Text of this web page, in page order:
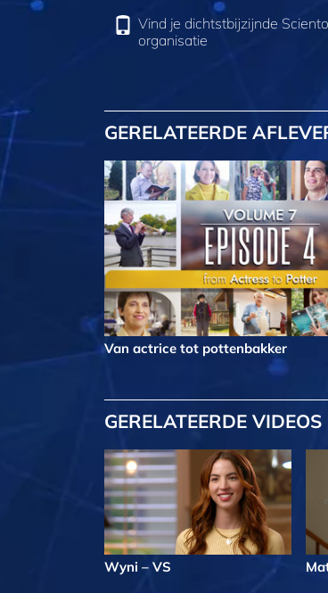
Vind je dichtstbijzijnde
organisatie
GERELATEERDE
Van actrice tot pottenbakker
GERELATEERDE VIDEOS
Wyni – VS